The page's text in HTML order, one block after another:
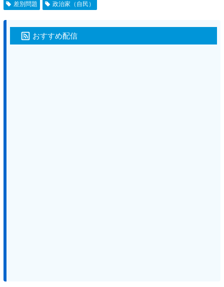
差別問題 政治家（自民）
おすすめ配信